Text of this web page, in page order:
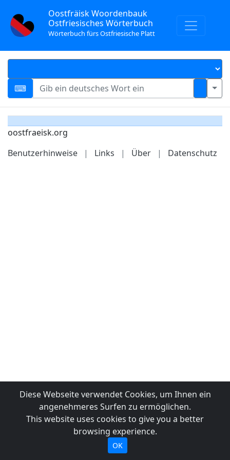
Oostfräisk Woordenbauk
Ostfriesisches Wörterbuch
Wörterbuch fürs Ostfriesische Platt
oostfraeisk.org
Benutzerhinweise
| Links | Über | Datenschutz
Diese Webseite verwendet Cookies, um Ihnen ein
angenehmeres Surfen zu ermöglichen.
This website uses cookies to give you a better
browsing experience.
OK